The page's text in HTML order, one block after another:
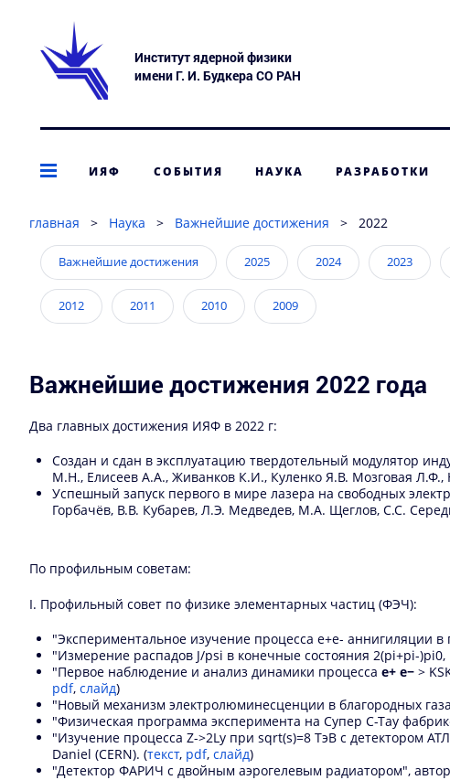
Институт ядерной физики
имени Г. И. Будкера СО РАН
ИЯФ СОБЫТИЯ НАУКА РАЗРАБОТКИ
главная > Наука > Важнейшие достижения > 2022
Важнейшие достижения 2025 2024 2023
2012 2011 2010 2009
Важнейшие достижения 2022 года
Два главных достижения ИЯФ в 2022 г:
Создан и сдан в эксплуатацию твердотельный модулятор
М.Н., Елисеев А.А., Живанков К.И., Куленко Я.В. Мозговая
Успешный запуск первого в мире лазера на свободных
Горбачёв, В.В. Кубарев, Л.Э. Медведев, М.А. Щеглов, С.С.
По профильным советам:
I. Профильный совет по физике элементарных частиц (ФЭЧ):
"Экспериментальное изучение процесса e+e-
"Измерение распадов J/psi в конечные состояния 2(pi+pi-
"Первое наблюдение и анализ динамики процесса e+ e− >
pdf, слайд)
"Новый механизм электролюминесценции в благородных
"Физическая программа эксперимента на Супер С-Тау
"Изучение процесса Z->2Ly при sqrt(s)=8 ТэВ с детектором
Daniel (CERN). (текст, pdf, слайд)
"Детектор ФАРИЧ с двойным аэрогелевым радиатором",